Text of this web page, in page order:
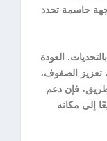
حاسمة تحدد
العودة
تعزيز الصفوف،
فإن دعم
إلى مكانه